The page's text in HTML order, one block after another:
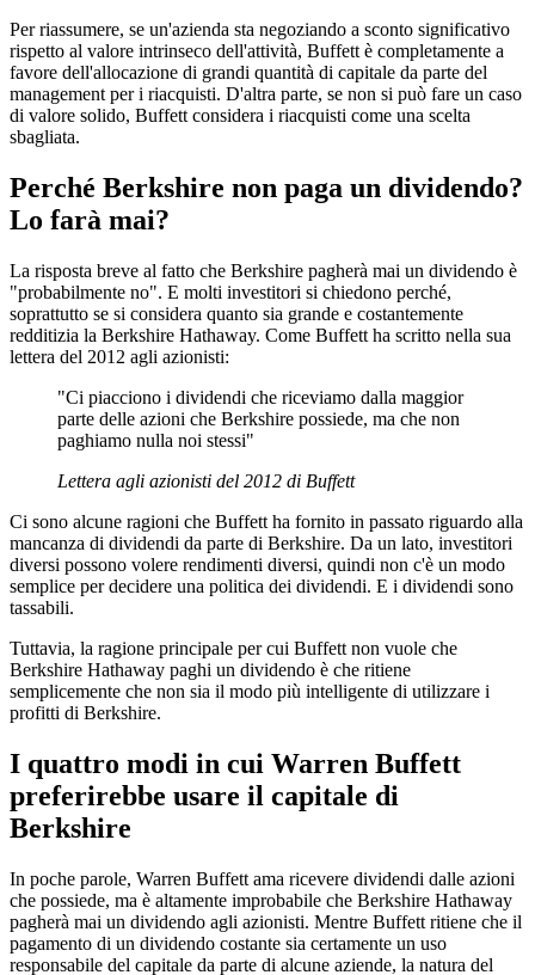
Per riassumere, se un'azienda sta negoziando a sconto significativo
rispetto al valore intrinseco dell'attività, Buffett è completamente a
favore dell'allocazione di grandi quantità di capitale da parte del
management per i riacquisti. D'altra parte, se non si può fare un caso
di valore solido, Buffett considera i riacquisti come una scelta
sbagliata.
Perché Berkshire non paga un dividendo?
Lo farà mai?
La risposta breve al fatto che Berkshire pagherà mai un dividendo è
"probabilmente no". E molti investitori si chiedono perché,
soprattutto se si considera quanto sia grande e costantemente
redditizia la Berkshire Hathaway. Come Buffett ha scritto nella sua
lettera del 2012 agli azionisti:
"Ci piacciono i dividendi che riceviamo dalla maggior
parte delle azioni che Berkshire possiede, ma che non
paghiamo nulla noi stessi"
Lettera agli azionisti del 2012 di Buffett
Ci sono alcune ragioni che Buffett ha fornito in passato riguardo alla
mancanza di dividendi da parte di Berkshire. Da un lato, investitori
diversi possono volere rendimenti diversi, quindi non c'è un modo
semplice per decidere una politica dei dividendi. E i dividendi sono
tassabili.
Tuttavia, la ragione principale per cui Buffett non vuole che
Berkshire Hathaway paghi un dividendo è che ritiene
semplicemente che non sia il modo più intelligente di utilizzare i
profitti di Berkshire.
I quattro modi in cui Warren Buffett
preferirebbe usare il capitale di
Berkshire
In poche parole, Warren Buffett ama ricevere dividendi dalle azioni
che possiede, ma è altamente improbabile che Berkshire Hathaway
pagherà mai un dividendo agli azionisti. Mentre Buffett ritiene che il
pagamento di un dividendo costante sia certamente un uso
responsabile del capitale da parte di alcune aziende, la natura del